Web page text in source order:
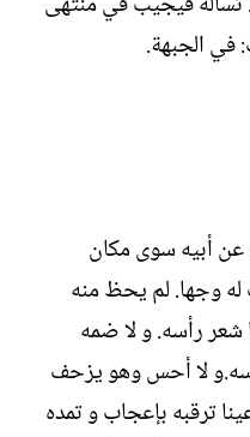
في الجبهة.
أبيه سوى مكان
له وجها. لم يحظ منه
شعر رأسه. و لا ضمه
لا أحس وهو يزحف
ترقبه بإعجاب و تمده